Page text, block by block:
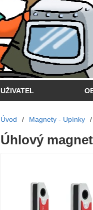
UŽIVATEL
Úvod / Magnety - Upínky /
Úhlový